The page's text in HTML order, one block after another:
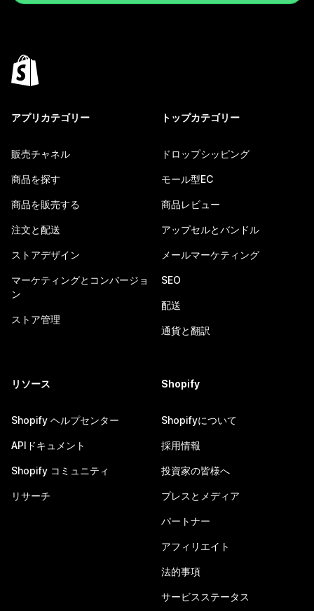
アプリカテゴリー
販売チャネル
商品を探す
商品を販売する
注文と配送
ストアデザイン
マーケティングとコンバージョ
ン
ストア管理
トップカテゴリー
ドロップシッピング
モール型EC
商品レビュー
アップセルとバンドル
メールマーケティング
SEO
配送
通貨と翻訳
リソース
Shopify ヘルプセンター
APIドキュメント
Shopify コミュニティ
リサーチ
Shopify
Shopifyについて
採用情報
投資家の皆様へ
プレスとメディア
パートナー
アフィリエイト
法的事項
サービスステータス